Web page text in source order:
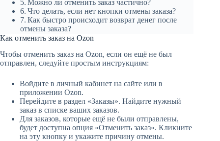
Можно ли отменить заказ частично?
Что делать, если нет кнопки отмены заказа?
Как быстро происходит возврат денег после
отмены заказа?
Как отменить заказ на Ozon
Чтобы отменить заказ на Ozon, если он ещё не был
отправлен, следуйте простым инструкциям:
Войдите в личный кабинет на сайте или в
приложении Ozon.
Перейдите в раздел «Заказы». Найдите нужный
заказ в списке ваших заказов.
Для заказов, которые ещё не были отправлены,
будет доступна опция «Отменить заказ». Кликните
на эту кнопку и укажите причину отмены.